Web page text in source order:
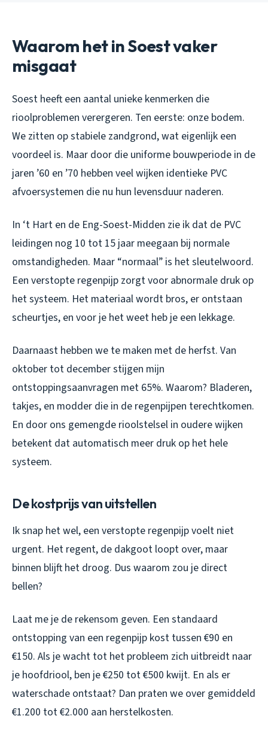
Waarom het in Soest vaker
misgaat
Soest heeft een aantal unieke kenmerken die
rioolproblemen verergeren. Ten eerste: onze bodem.
We zitten op stabiele zandgrond, wat eigenlijk een
voordeel is. Maar door die uniforme bouwperiode in de
jaren ’60 en ’70 hebben veel wijken identieke PVC
afvoersystemen die nu hun levensduur naderen.
In ‘t Hart en de Eng-Soest-Midden zie ik dat de PVC
leidingen nog 10 tot 15 jaar meegaan bij normale
omstandigheden. Maar “normaal” is het sleutelwoord.
Een verstopte regenpijp zorgt voor abnormale druk op
het systeem. Het materiaal wordt bros, er ontstaan
scheurtjes, en voor je het weet heb je een lekkage.
Daarnaast hebben we te maken met de herfst. Van
oktober tot december stijgen mijn
ontstoppingsaanvragen met 65%. Waarom? Bladeren,
takjes, en modder die in de regenpijpen terechtkomen.
En door ons gemengde rioolstelsel in oudere wijken
betekent dat automatisch meer druk op het hele
systeem.
De kostprijs van uitstellen
Ik snap het wel, een verstopte regenpijp voelt niet
urgent. Het regent, de dakgoot loopt over, maar
binnen blijft het droog. Dus waarom zou je direct
bellen?
Laat me je de rekensom geven. Een standaard
ontstopping van een regenpijp kost tussen €90 en
€150. Als je wacht tot het probleem zich uitbreidt naar
je hoofdriool, ben je €250 tot €500 kwijt. En als er
waterschade ontstaat? Dan praten we over gemiddeld
€1.200 tot €2.000 aan herstelkosten.